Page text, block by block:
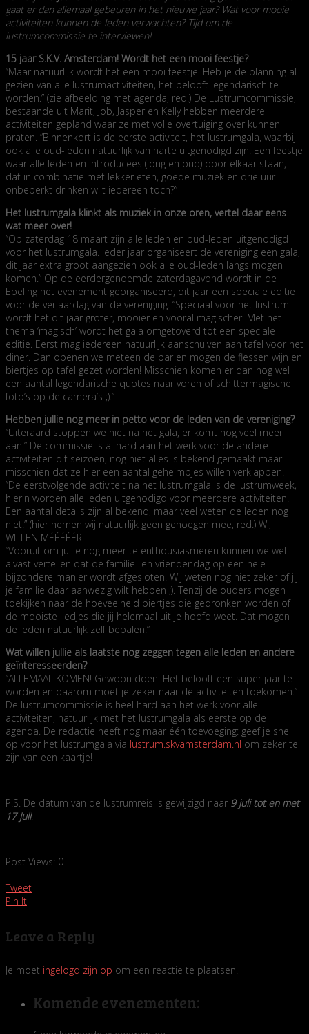
gaat er dan allemaal gebeuren in het nieuwe jaar? Wat voor mooie
activiteiten kunnen de leden verwachten? Tijd om de
lustrumcommissie te interviewen!
15 jaar S.K.V. Amsterdam! Wordt het een mooi feestje?
“Maar natuurlijk wordt het een mooi feestje! Heb je de planning al
gezien van alle lustrumactiviteiten, het belooft legendarisch te
worden.” (zie afbeelding met agenda, red.) De Lustrumcommissie,
bestaande uit Marit, Job, Jasper en Kelly hebben meerdere
activiteiten gepland waar ze met volle overtuiging over kunnen
praten. “Binnenkort is de eerste activiteit, het lustrumgala, waarbij
ook alle oud-leden natuurlijk van harte uitgenodigd zijn. Een feestje
waar alle leden en introducees (jong en oud) door elkaar staan,
dat in combinatie met lekker eten, goede muziek en drie uur
onbeperkt drinken wilt iedereen toch?”
Het lustrumgala klinkt als muziek in onze oren, vertel daar eens
wat meer over!
“Op zaterdag 18 maart zijn alle leden en oud-leden uitgenodigd
voor het lustrumgala. Ieder jaar organiseert de vereniging een gala,
dit jaar extra groot aangezien ook alle oud-leden langs mogen
komen.” Op de eerdergenoemde zaterdagavond wordt in de
Ebeling het evenement georganiseerd, dit jaar een speciale editie
voor de verjaardag van de vereniging. “Speciaal voor het lustrum
wordt het dit jaar groter, mooier en vooral magischer. Met het
thema ‘magisch’ wordt het gala omgetoverd tot een speciale
editie. Eerst mag iedereen natuurlijk aanschuiven aan tafel voor het
diner. Dan openen we meteen de bar en mogen de flessen wijn en
biertjes op tafel gezet worden! Misschien komen er dan nog wel
een aantal legendarische quotes naar voren of schittermagische
foto’s op de camera’s ;).”
Hebben jullie nog meer in petto voor de leden van de vereniging?
“Uiteraard stoppen we niet na het gala, er komt nog veel meer
aan!” De commissie is al hard aan het werk voor de andere
activiteiten dit seizoen, nog niet alles is bekend gemaakt maar
misschien dat ze hier een aantal geheimpjes willen verklappen!
“De eerstvolgende activiteit na het lustrumgala is de lustrumweek,
hierin worden alle leden uitgenodigd voor meerdere activiteiten.
Een aantal details zijn al bekend, maar veel weten de leden nog
niet.” (hier nemen wij natuurlijk geen genoegen mee, red.) WIJ
WILLEN MÉÉÉÉÉR!
“Vooruit om jullie nog meer te enthousiasmeren kunnen we wel
alvast vertellen dat de familie- en vriendendag op een hele
bijzondere manier wordt afgesloten! Wij weten nog niet zeker of jij
je familie daar aanwezig wilt hebben ;). Tenzij de ouders mogen
toekijken naar de hoeveelheid biertjes die gedronken worden of
de mooiste liedjes die jij helemaal uit je hoofd weet. Dat mogen
de leden natuurlijk zelf bepalen.”
Wat willen jullie als laatste nog zeggen tegen alle leden en andere
geïnteresseerden?
“ALLEMAAL KOMEN! Gewoon doen! Het belooft een super jaar te
worden en daarom moet je zeker naar de activiteiten toekomen.”
De lustrumcommissie is heel hard aan het werk voor alle
activiteiten, natuurlijk met het lustrumgala als eerste op de
agenda. De redactie heeft nog maar één toevoeging: geef je snel
op voor het lustrumgala via lustrum.skvamsterdam.nl om zeker te
zijn van een kaartje!
P.S. De datum van de lustrumreis is gewijzigd naar 9 juli tot en met
17 juli!
Post Views: 0
Tweet
Pin It
Leave a Reply
Je moet ingelogd zijn op om een reactie te plaatsen.
Komende evenementen: